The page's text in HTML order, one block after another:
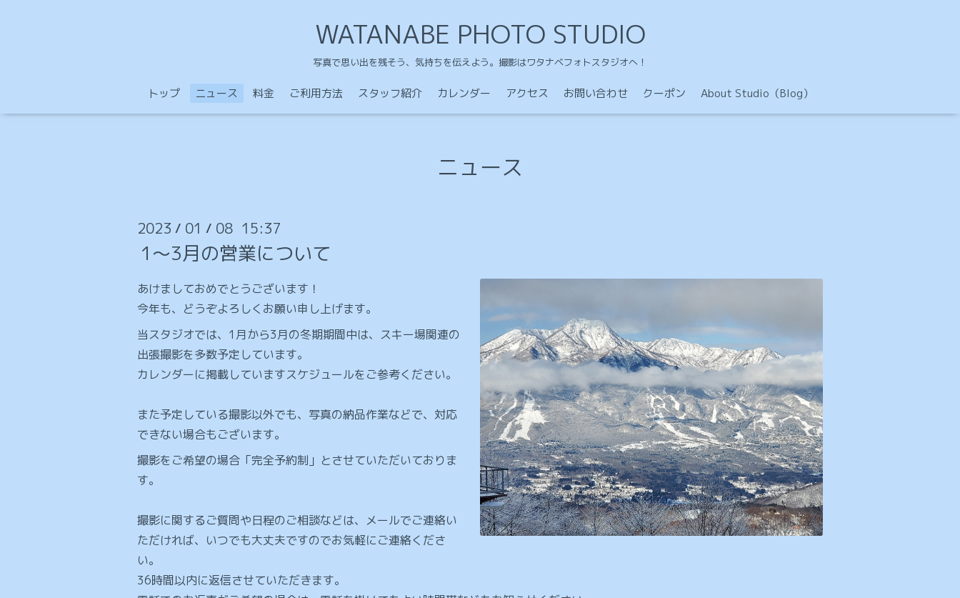
WATANABE PHOTO STUDIO
写真で思い出を残そう、気持ちを伝えよう。撮影はワタナベフォトスタジオへ！
トップ ニュース 料金 ご利用方法 スタッフ紹介 カレンダー アクセス お問い合わせ クーポン About Studio（Blog）
ニュース
2023 / 01 / 08 15:37
1〜3月の営業について
あけましておめでとうございます！
今年も、どうぞよろしくお願い申し上げます。
当スタジオでは、1月から3月の冬期期間中は、スキー場関連の
出張撮影を多数予定しています。
カレンダーに掲載していますスケジュールをご参考ください。
また予定している撮影以外でも、写真の納品作業などで、対応
できない場合もございます。
撮影をご希望の場合「完全予約制」とさせていただいておりま
す。
撮影に関するご質問や日程のご相談などは、メールでご連絡い
ただければ、いつでも大丈夫ですのでお気軽にご連絡くださ
い。
36時間以内に返信させていただきます。